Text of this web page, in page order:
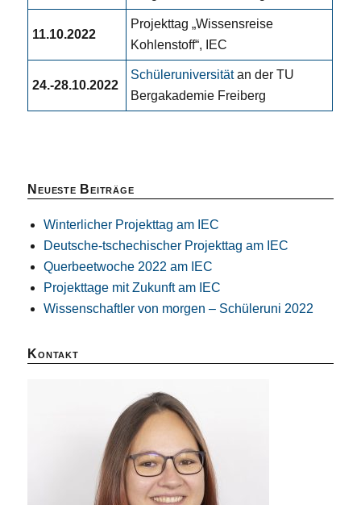
11.10.2022
Projekttag „Wissensreise
Kohlenstoff“, IEC
24.-28.10.2022
Schüleruniversitätan der TU
Bergakademie Freiberg
Neueste Beiträge
Winterlicher Projekttag am IEC
Deutsche-tschechischer Projekttag am IEC
Querbeetwoche 2022 am IEC
Projekttage mit Zukunft am IEC
Wissenschaftler von morgen – Schüleruni 2022
Kontakt